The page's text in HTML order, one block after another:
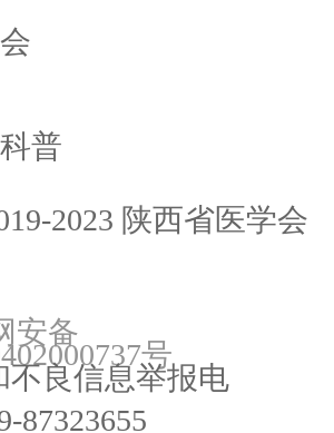
普
2023 陕西省医学会
安备
号
不良信息举报电
87323655